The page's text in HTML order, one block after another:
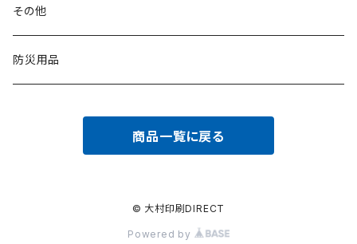
その他
防災用品
商品一覧に戻る
© 大村印刷DIRECT
Powered by